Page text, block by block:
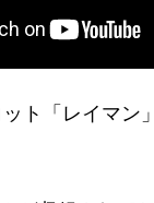
ト「レイマン